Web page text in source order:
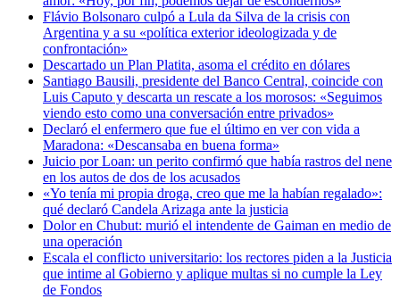
Flávio Bolsonaro culpó a Lula da Silva de la crisis con
Argentina y a su «política exterior ideologizada y de
confrontación»
Descartado un Plan Platita, asoma el crédito en dólares
Santiago Bausili, presidente del Banco Central, coincide con
Luis Caputo y descarta un rescate a los morosos: «Seguimos
viendo esto como una conversación entre privados»
Declaró el enfermero que fue el último en ver con vida a
Maradona: «Descansaba en buena forma»
Juicio por Loan: un perito confirmó que había rastros del nene
en los autos de dos de los acusados
«Yo tenía mi propia droga, creo que me la habían regalado»:
qué declaró Candela Arizaga ante la justicia
Dolor en Chubut: murió el intendente de Gaiman en medio de
una operación
Escala el conflicto universitario: los rectores piden a la Justicia
que intime al Gobierno y aplique multas si no cumple la Ley
de Fondos